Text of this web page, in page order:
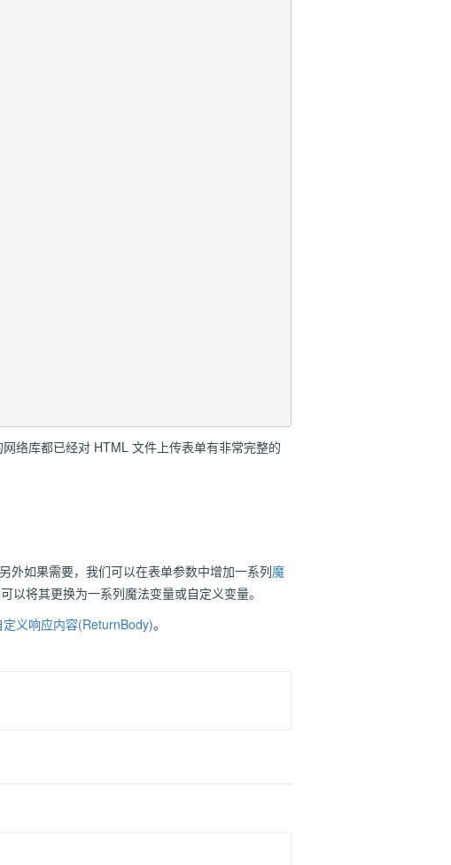
络库都已经对 HTML 文件上传表单有非常完整的
外如果需要，我们可以在表单参数中增加一系列魔
以将其更换为一系列魔法变量或自定义变量。
定义响应内容(ReturnBody)。